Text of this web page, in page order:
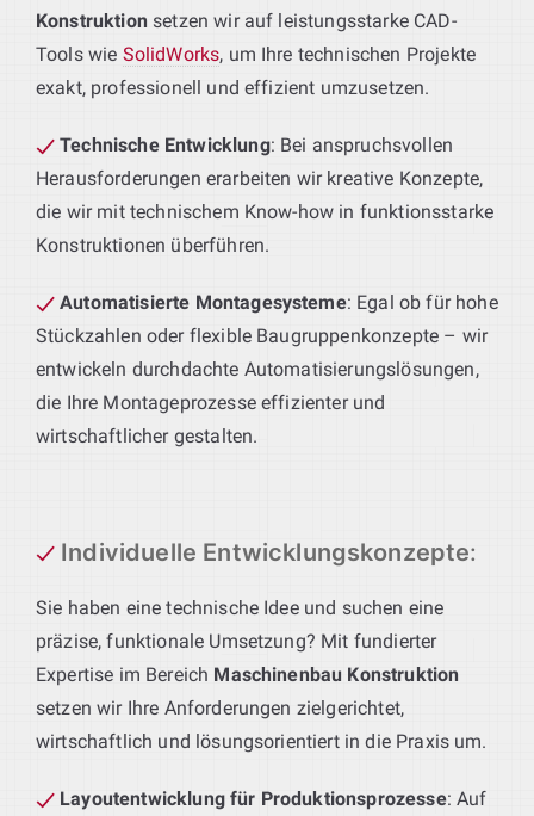
Konstruktionsetzen wir auf leistungsstarke CAD-
Tools wie SolidWorks, um Ihre technischen Projekte
exakt, professionell und effizient umzusetzen.
Technische Entwicklung: Bei anspruchsvollen
Herausforderungen erarbeiten wir kreative Konzepte,
die wir mit technischem Know-how in funktionsstarke
Konstruktionen überführen.
Automatisierte Montagesysteme: Egal ob für hohe
Stückzahlen oder flexible Baugruppenkonzepte – wir
entwickeln durchdachte Automatisierungslösungen,
die Ihre Montageprozesse effizienter und
wirtschaftlicher gestalten.
Individuelle Entwicklungskonzepte:
Sie haben eine technische Idee und suchen eine
präzise, funktionale Umsetzung? Mit fundierter
Expertise im Bereich Maschinenbau Konstruktion
setzen wir Ihre Anforderungen zielgerichtet,
wirtschaftlich und lösungsorientiert in die Praxis um.
Layoutentwicklung für Produktionsprozesse: Auf